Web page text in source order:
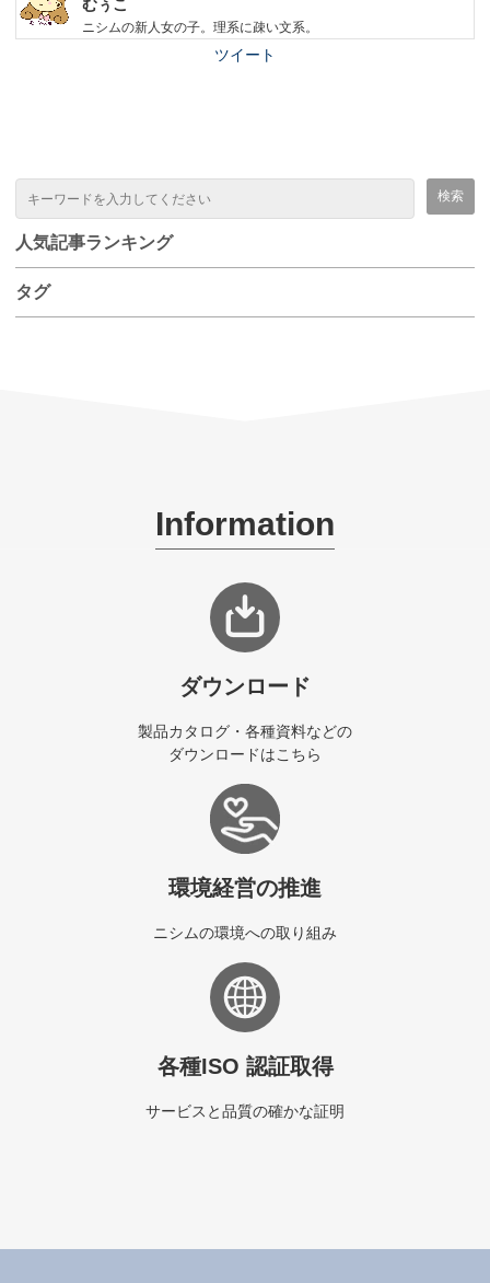
ニシムの新人女の子。理系に疎い文系。
ツイート
人気記事ランキング
タグ
Information
ダウンロード
製品カタログ・各種資料などの
ダウンロードはこちら
環境経営の推進
ニシムの環境への取り組み
各種ISO 認証取得
サービスと品質の確かな証明